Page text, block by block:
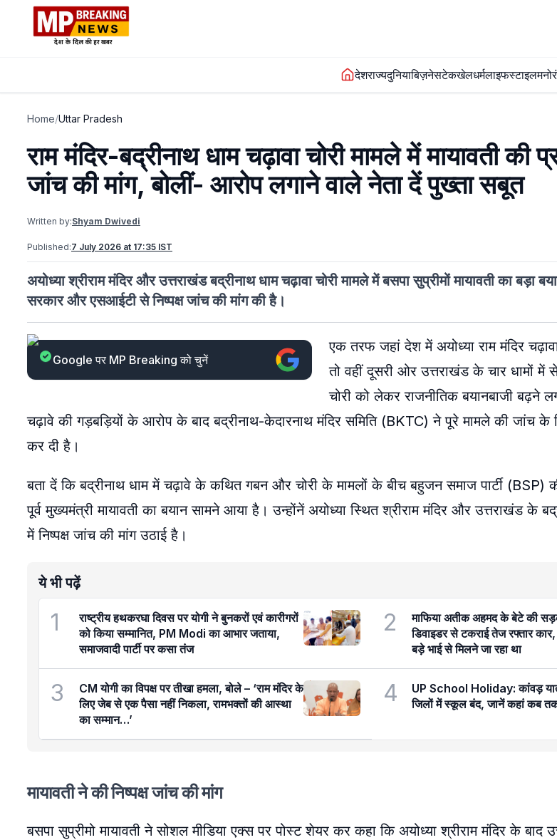
देशराज्यदुनियाबिज़नेसटेकखेलधर्मलाइफस्टाइल
Home/Uttar Pradesh
राम मंदिर-बद्रीनाथ धाम चढ़ावा चोरी मामले में मायावती की
जांच की मांग, बोलीं- आरोप लगाने वाले नेता दें पुख्ता सबूत
Written by:Shyam Dwivedi
Published:7 July 2026 at 17:35 IST
अयोध्या श्रीराम मंदिर और उत्तराखंड बद्रीनाथ धाम चढ़ावा चोरी मामले में बसपा सुप्रीमों मायावती का बड़ा
सरकार और एसआईटी से निष्पक्ष जांच की मांग की है।
Google पर MP Breaking को चुनें
एक तरफ जहां देश में अयोध्या राम मंदिर
तो वहीं दूसरी ओर उत्तराखंड के चार धामों में
चोरी को लेकर राजनीतिक बयानबाजी बढ़ने
चढ़ावे की गड़बड़ियों के आरोप के बाद बद्रीनाथ-केदारनाथ मंदिर समिति (BKTC) ने पूरे मामले की जांच के
कर दी है।
बता दें कि बद्रीनाथ धाम में चढ़ावे के कथित गबन और चोरी के मामलों के बीच बहुजन समाज पार्टी (BSP)
पूर्व मुख्यमंत्री मायावती का बयान सामने आया है। उन्होंनें अयोध्या स्थित श्रीराम मंदिर और उत्तराखंड के
में निष्पक्ष जांच की मांग उठाई है।
ये भी पढ़ें
1
राष्ट्रीय हथकरघा दिवस पर योगी ने बुनकरों एवं कारीगरों
को किया सम्मानित, PM Modi का आभार जताया,
समाजवादी पार्टी पर कसा तंज
2
माफिया अतीक अहमद के बेटे की
डिवाइडर से टकराई तेज रफ्तार
बड़े भाई से मिलने जा रहा था
3
CM योगी का विपक्ष पर तीखा हमला, बोले – ‘राम मंदिर के
लिए जेब से एक पैसा नहीं निकला, रामभक्तों की आस्था
का सम्मान…’
4
UP School Holiday: कांवड़
जिलों में स्कूल बंद, जानें कहां कब
मायावती ने की निष्पक्ष जांच की मांग
बसपा सुप्रीमो मायावती ने सोशल मीडिया एक्स पर पोस्ट शेयर कर कहा कि अयोध्या श्रीराम मंदिर के बाद